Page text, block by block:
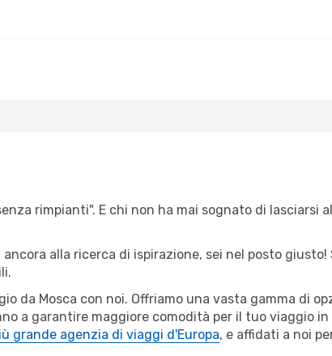
rimpianti". E chi non ha mai sognato di lasciarsi
alla ricerca di ispirazione, sei nel posto giusto!
da Mosca con noi. Offriamo una vasta gamma di
a garantire maggiore comodità per il tuo viaggio in
grande agenzia di viaggi d'Europa, e affidati a noi